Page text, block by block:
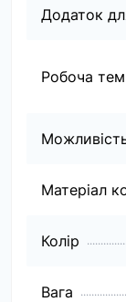
Додаток
Робоча
Матеріал
Колір
Вага